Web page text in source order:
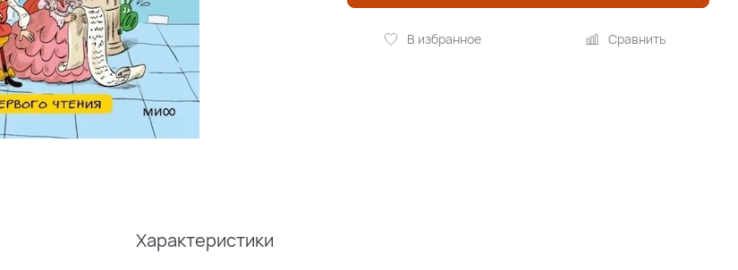
В избранное Сравнить
Характеристики